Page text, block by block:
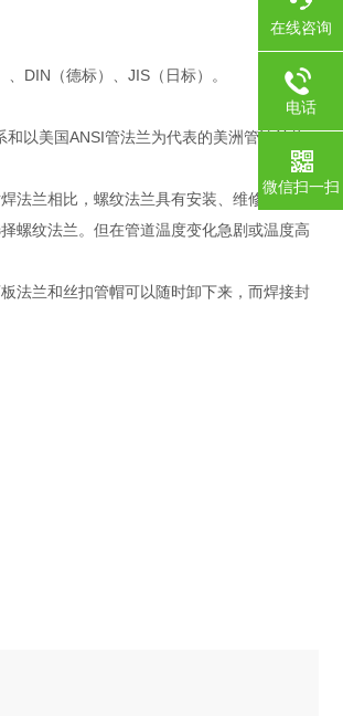
DIN（德标）、JIS（日标）。
以美国ANSI管法兰为代表的美洲管法兰体
法兰相比，螺纹法兰具有安装、维修方便的
螺纹法兰。但在管道温度变化急剧或温度高
法兰和丝扣管帽可以随时卸下来，而焊接封
在线咨询
电话
微信扫一扫